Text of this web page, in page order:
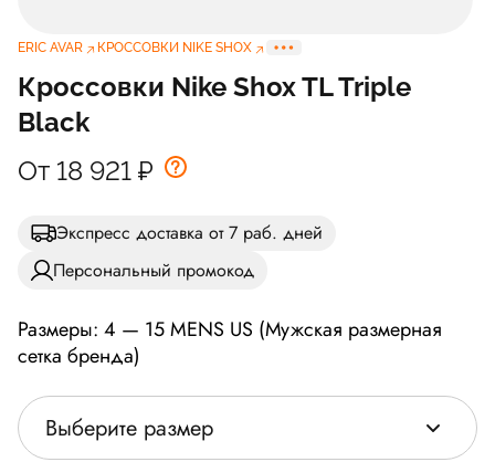
ERIC AVAR КРОССОВКИ NIKE SHOX
Кроссовки Nike Shox TL Triple
Black
От 18 921 ₽
Экспресс доставка от 7 раб. дней
Персональный промокод
Размеры: 4 — 15 MENS US (Мужская размерная
сетка бренда)
Выберите размер